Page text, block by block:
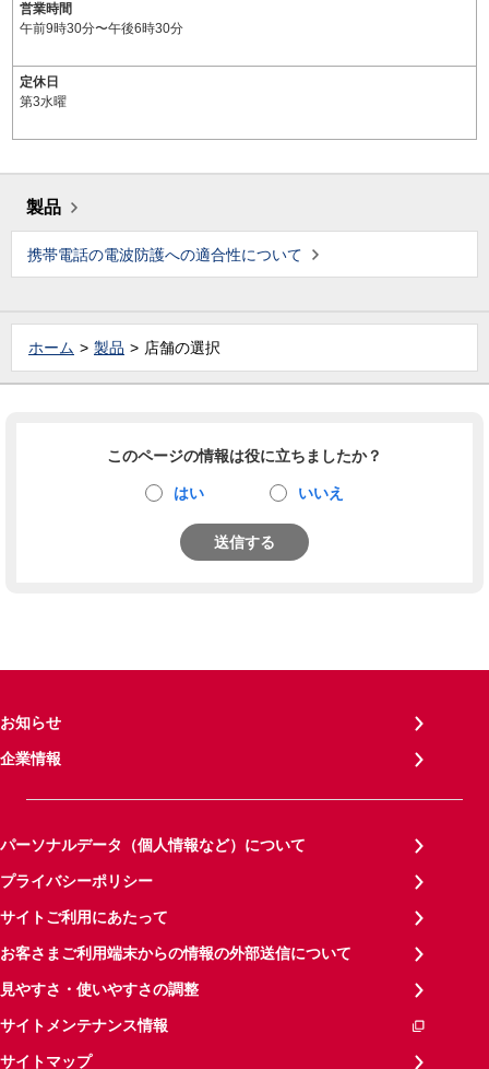
営業時間
午前9時30分〜午後6時30分
定休日
第3水曜
製品
携帯電話の電波防護への適合性について
ホーム 製品 店舗の選択
このページの情報は役に立ちましたか？
はい いいえ
送信する
お知らせ
企業情報
パーソナルデータ（個人情報など）について
プライバシーポリシー
サイトご利用にあたって
お客さまご利用端末からの情報の外部送信について
見やすさ・使いやすさの調整
サイトメンテナンス情報
サイトマップ